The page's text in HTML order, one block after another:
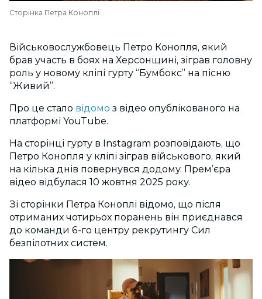
Сторінка Петра Коноплі.
Військовослужбовець Петро Конопля, який
брав участь в боях на Херсонщині, зіграв головну
роль у новому кліпі гурту “Бумбокс” на пісню
“Живий”.
Про це стало відомо з відео опублікованого на
платформі YouTube.
На сторінці гурту в Instagram розповідають, що
Петро Конопля у кліпі зіграв військового, який
на кілька днів повернувся додому. Прем’єра
відео відбулася 10 жовтня 2025 року.
Зі сторінки Петра Коноплі відомо, що після
отриманих чотирьох поранень він приєднався
до команди 6-го центру рекрутингу Сил
безпілотних систем.